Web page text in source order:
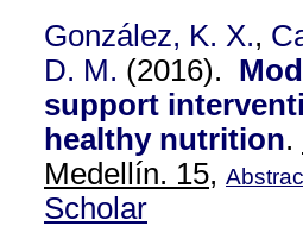
González, K. X.,
D. M. (2016).
support
healthy nutrition.
Medellín. 15,
Scholar